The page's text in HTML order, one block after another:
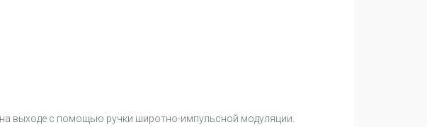
выходе с помощью ручки широтно-импульсной модуляции.